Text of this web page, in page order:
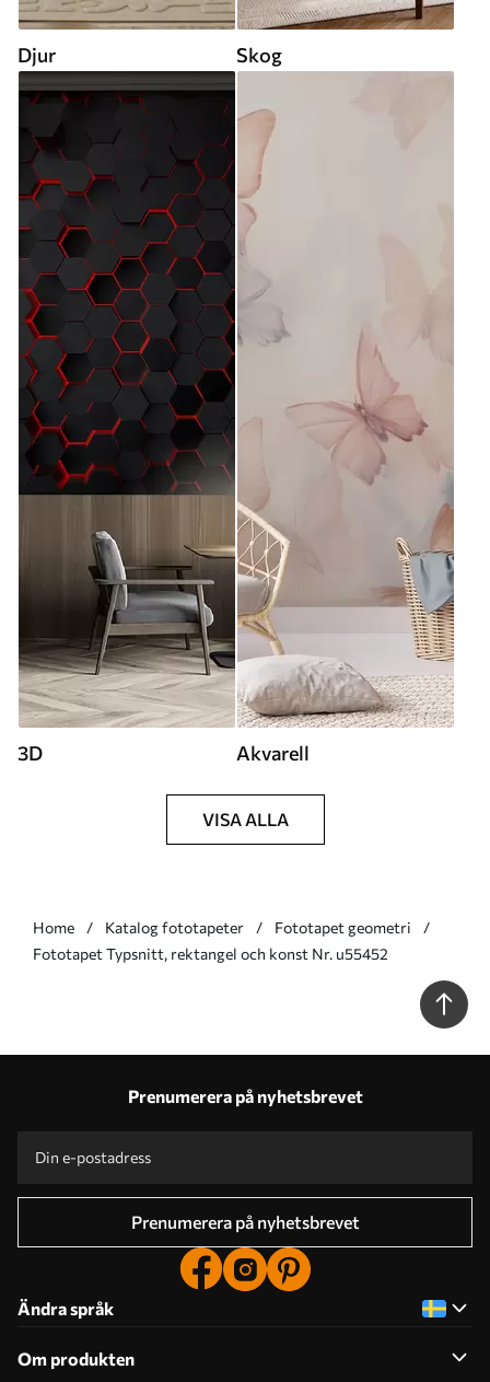
Djur Skog
3D Akvarell
VISA ALLA
Home Katalog fototapeter
Fototapet geometri
Fototapet Typsnitt, rektangel och konst Nr. u55452
Prenumerera på nyhetsbrevet
Prenumerera på nyhetsbrevet
Ändra språk
Om produkten